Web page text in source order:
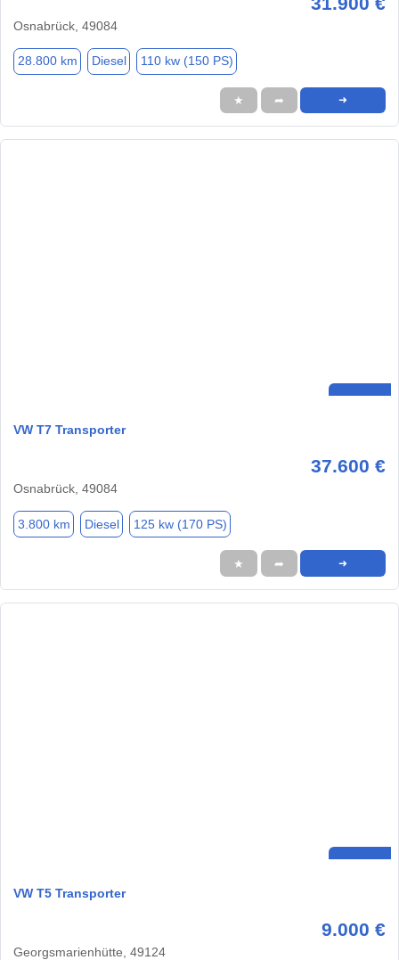
Osnabrück, 49084
28.800 km Diesel 110 kw (150 PS)
★ ➦ ➜
VW T7 Transporter
37.600 €
Osnabrück, 49084
3.800 km Diesel 125 kw (170 PS)
★ ➦ ➜
VW T5 Transporter
9.000 €
Georgsmarienhütte, 49124